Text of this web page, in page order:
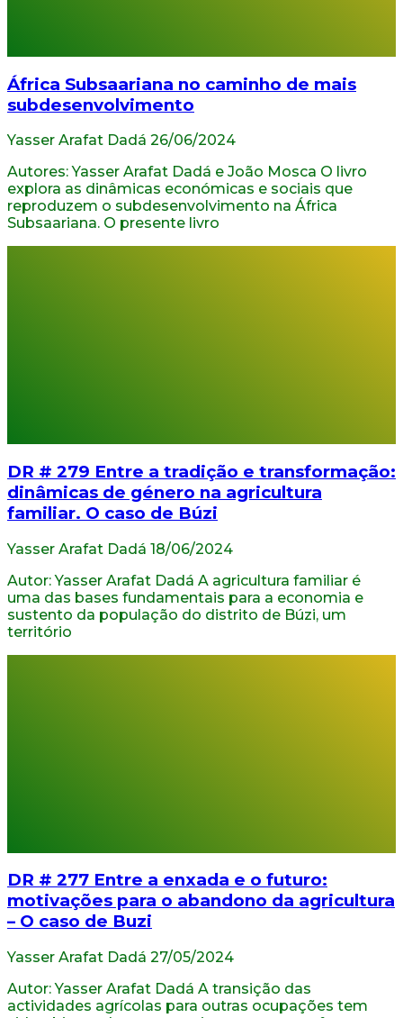
África Subsaariana no caminho de mais
subdesenvolvimento
Yasser Arafat Dadá 26/06/2024
Autores: Yasser Arafat Dadá e João Mosca O livro
explora as dinâmicas económicas e sociais que
reproduzem o subdesenvolvimento na África
Subsaariana. O presente livro
DR # 279 Entre a tradição e transformação:
dinâmicas de género na agricultura
familiar. O caso de Búzi
Yasser Arafat Dadá 18/06/2024
Autor: Yasser Arafat Dadá A agricultura familiar é
uma das bases fundamentais para a economia e
sustento da população do distrito de Búzi, um
território
DR # 277 Entre a enxada e o futuro:
motivações para o abandono da agricultura
– O caso de Buzi
Yasser Arafat Dadá 27/05/2024
Autor: Yasser Arafat Dadá A transição das
actividades agrícolas para outras ocupações tem